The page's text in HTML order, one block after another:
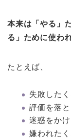
本来は「やる」
る」ために使わ
たとえば、
失敗した
評価を落
迷惑をか
嫌われた